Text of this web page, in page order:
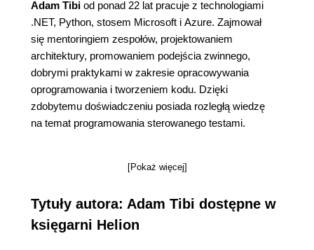
Adam Tibi od ponad 22 lat pracuje z technologiami
.NET, Python, stosem Microsoft i Azure. Zajmował
się mentoringiem zespołów, projektowaniem
architektury, promowaniem podejścia zwinnego,
dobrymi praktykami w zakresie opracowywania
oprogramowania i tworzeniem kodu. Dzięki
zdobytemu doświadczeniu posiada rozległą wiedzę
na temat programowania sterowanego testami.
[Pokaż więcej]
Tytuły autora: Adam Tibi dostępne w
księgarni Helion